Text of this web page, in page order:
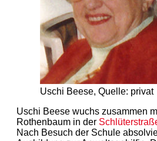
Uschi Beese, Quelle: privat
Uschi Beese wuchs zusammen
Rothenbaum in der
Nach Besuch der Schule